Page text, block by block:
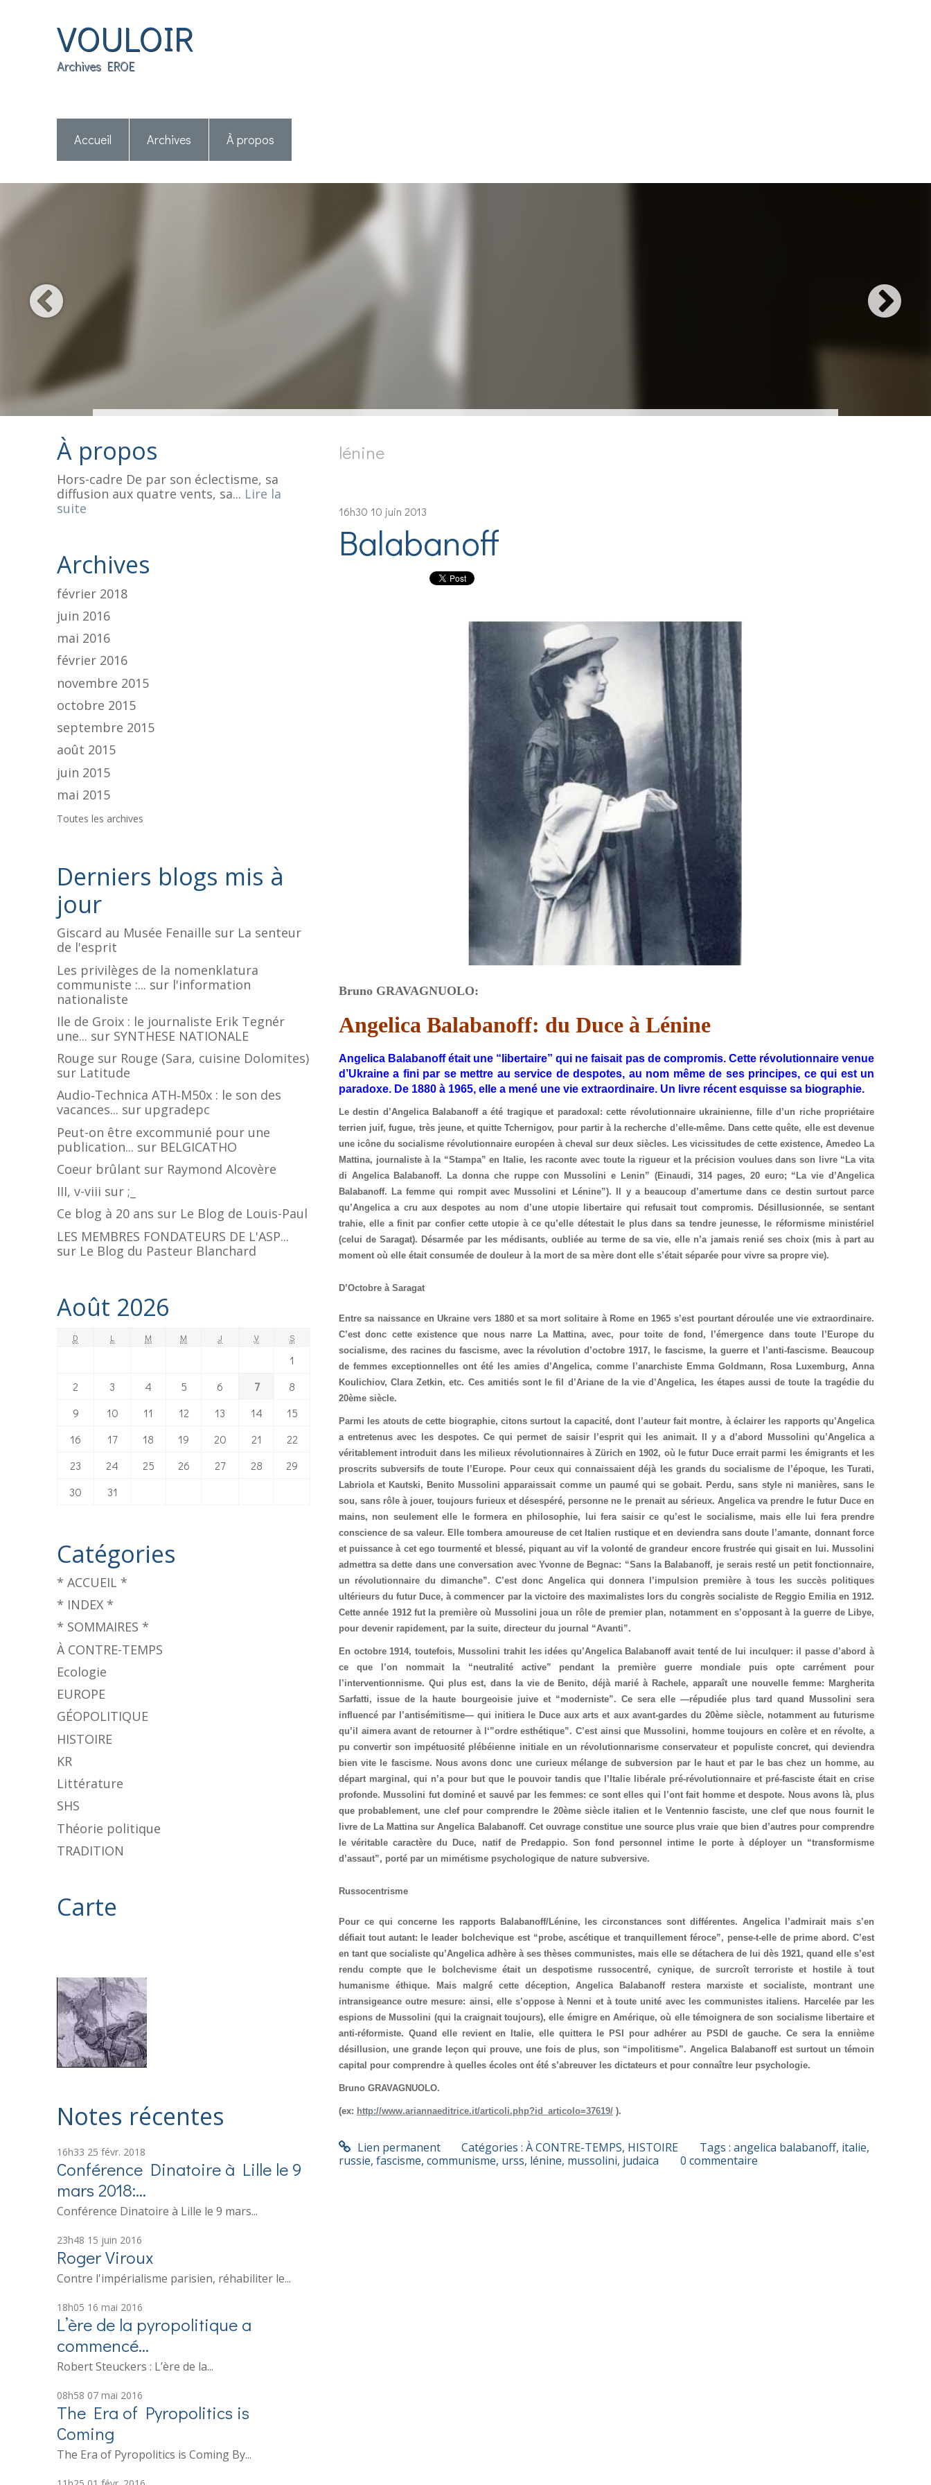
VOULOIR
Archives EROE
Accueil Archives À propos
À propos
Hors-cadre De par son éclectisme, sa
diffusion aux quatre vents, sa... Lire la
suite
Archives
février 2018
juin 2016
mai 2016
février 2016
novembre 2015
octobre 2015
septembre 2015
août 2015
juin 2015
mai 2015
Toutes les archives
Derniers blogs mis à
jour
Giscard au Musée Fenaille sur La senteur
de l'esprit
Les privilèges de la nomenklatura
communiste :... sur l'information
nationaliste
Ile de Groix : le journaliste Erik Tegnér
une... sur SYNTHESE NATIONALE
Rouge sur Rouge (Sara, cuisine Dolomites)
sur Latitude
Audio‑Technica ATH‑M50x : le son des
vacances... sur upgradepc
Peut-on être excommunié pour une
publication... sur BELGICATHO
Coeur brûlant sur Raymond Alcovère
III, v-viii sur ;_
Ce blog à 20 ans sur Le Blog de Louis-Paul
LES MEMBRES FONDATEURS DE L'ASP...
sur Le Blog du Pasteur Blanchard
Août 2026
D L M M J V S
1
2
3 4 5 6 7
8
9
10 11 12 13 14
15
16
17 18 19 20 21
22
23
24 25 26 27 28
29
30
31
Catégories
* ACCUEIL *
* INDEX *
* SOMMAIRES *
À CONTRE-TEMPS
Ecologie
EUROPE
GÉOPOLITIQUE
HISTOIRE
KR
Littérature
SHS
Théorie politique
TRADITION
Carte
Notes récentes
16h33 25 févr. 2018
Conférence Dinatoire à Lille le 9
mars 2018:...
Conférence Dinatoire à Lille le 9 mars...
23h48 15 juin 2016
Roger Viroux
Contre l'impérialisme parisien, réhabiliter le...
18h05 16 mai 2016
L’ère de la pyropolitique a
commencé…
Robert Steuckers : L’ère de la...
08h58 07 mai 2016
The Era of Pyropolitics is
Coming
The Era of Pyropolitics is Coming By...
lénine
16h30 10 juin 2013
Balabanoff
Bruno GRAVAGNUOLO:
Angelica Balabanoff: du Duce à Lénine
Angelica Balabanoff était une “libertaire” qui ne faisait pas de compromis. Cette révolutionnaire venue
d’Ukraine a fini par se mettre au service de despotes, au nom même de ses principes, ce qui est un
paradoxe. De 1880 à 1965, elle a mené une vie extraordinaire. Un livre récent esquisse sa biographie.
Le destin d’Angelica Balabanoff a été tragique et paradoxal: cette révolutionnaire ukrainienne, fille d’un riche propriétaire
terrien juif, fugue, très jeune, et quitte Tchernigov, pour partir à la recherche d’elle-même. Dans cette quête, elle est devenue
une icône du socialisme révolutionnaire européen à cheval sur deux siècles. Les vicissitudes de cette existence, Amedeo La
Mattina, journaliste à la “Stampa” en Italie, les raconte avec toute la rigueur et la précision voulues dans son livre “La vita
di Angelica Balabanoff. La donna che ruppe con Mussolini e Lenin” (Einaudi, 314 pages, 20 euro; “La vie d’Angelica
Balabanoff. La femme qui rompit avec Mussolini et Lénine”). Il y a beaucoup d’amertume dans ce destin surtout parce
qu’Angelica a cru aux despotes au nom d’une utopie libertaire qui refusait tout compromis. Désillusionnée, se sentant
trahie, elle a finit par confier cette utopie à ce qu’elle détestait le plus dans sa tendre jeunesse, le réformisme ministériel
(celui de Saragat). Désarmée par les médisants, oubliée au terme de sa vie, elle n’a jamais renié ses choix (mis à part au
moment où elle était consumée de douleur à la mort de sa mère dont elle s’était séparée pour vivre sa propre vie).
D’Octobre à Saragat
Entre sa naissance en Ukraine vers 1880 et sa mort solitaire à Rome en 1965 s’est pourtant déroulée une vie extraordinaire.
C’est donc cette existence que nous narre La Mattina, avec, pour toite de fond, l’émergence dans toute l’Europe du
socialisme, des racines du fascisme, avec la révolution d’octobre 1917, le fascisme, la guerre et l’anti-fascisme. Beaucoup
de femmes exceptionnelles ont été les amies d’Angelica, comme l’anarchiste Emma Goldmann, Rosa Luxemburg, Anna
Koulichiov, Clara Zetkin, etc. Ces amitiés sont le fil d’Ariane de la vie d’Angelica, les étapes aussi de toute la tragédie du
20ème siècle.
Parmi les atouts de cette biographie, citons surtout la capacité, dont l’auteur fait montre, à éclairer les rapports qu’Angelica
a entretenus avec les despotes. Ce qui permet de saisir l’esprit qui les animait. Il y a d’abord Mussolini qu’Angelica a
véritablement introduit dans les milieux révolutionnaires à Zürich en 1902, où le futur Duce errait parmi les émigrants et les
proscrits subversifs de toute l’Europe. Pour ceux qui connaissaient déjà les grands du socialisme de l’époque, les Turati,
Labriola et Kautski, Benito Mussolini apparaissait comme un paumé qui se gobait. Perdu, sans style ni manières, sans le
sou, sans rôle à jouer, toujours furieux et désespéré, personne ne le prenait au sérieux. Angelica va prendre le futur Duce en
mains, non seulement elle le formera en philosophie, lui fera saisir ce qu’est le socialisme, mais elle lui fera prendre
conscience de sa valeur. Elle tombera amoureuse de cet Italien rustique et en deviendra sans doute l’amante, donnant force
et puissance à cet ego tourmenté et blessé, piquant au vif la volonté de grandeur encore frustrée qui gisait en lui. Mussolini
admettra sa dette dans une conversation avec Yvonne de Begnac: “Sans la Balabanoff, je serais resté un petit fonctionnaire,
un révolutionnaire du dimanche”. C’est donc Angelica qui donnera l’impulsion première à tous les succès politiques
ultérieurs du futur Duce, à commencer par la victoire des maximalistes lors du congrès socialiste de Reggio Emilia en 1912.
Cette année 1912 fut la première où Mussolini joua un rôle de premier plan, notamment en s’opposant à la guerre de Libye,
pour devenir rapidement, par la suite, directeur du journal “Avanti”.
En octobre 1914, toutefois, Mussolini trahit les idées qu’Angelica Balabanoff avait tenté de lui inculquer: il passe d’abord à
ce que l’on nommait la “neutralité active” pendant la première guerre mondiale puis opte carrément pour
l’interventionnisme. Qui plus est, dans la vie de Benito, déjà marié à Rachele, apparaît une nouvelle femme: Margherita
Sarfatti, issue de la haute bourgeoisie juive et “moderniste”. Ce sera elle —répudiée plus tard quand Mussolini sera
influencé par l’antisémitisme— qui initiera le Duce aux arts et aux avant-gardes du 20ème siècle, notamment au futurisme
qu’il aimera avant de retourner à l‘”ordre esthétique”. C’est ainsi que Mussolini, homme toujours en colère et en révolte, a
pu convertir son impétuosité plébéienne initiale en un révolutionnarisme conservateur et populiste concret, qui deviendra
bien vite le fascisme. Nous avons donc une curieux mélange de subversion par le haut et par le bas chez un homme, au
départ marginal, qui n’a pour but que le pouvoir tandis que l’Italie libérale pré-révolutionnaire et pré-fasciste était en crise
profonde. Mussolini fut dominé et sauvé par les femmes: ce sont elles qui l’ont fait homme et despote. Nous avons là, plus
que probablement, une clef pour comprendre le 20ème siècle italien et le Ventennio fasciste, une clef que nous fournit le
livre de La Mattina sur Angelica Balabanoff. Cet ouvrage constitue une source plus vraie que bien d’autres pour comprendre
le véritable caractère du Duce, natif de Predappio. Son fond personnel intime le porte à déployer un “transformisme
d’assaut”, porté par un mimétisme psychologique de nature subversive.
Russocentrisme
Pour ce qui concerne les rapports Balabanoff/Lénine, les circonstances sont différentes. Angelica l’admirait mais s’en
défiait tout autant: le leader bolchevique est “probe, ascétique et tranquillement féroce”, pense-t-elle de prime abord. C’est
en tant que socialiste qu’Angelica adhère à ses thèses communistes, mais elle se détachera de lui dès 1921, quand elle s’est
rendu compte que le bolchevisme était un despotisme russocentré, cynique, de surcroît terroriste et hostile à tout
humanisme éthique. Mais malgré cette déception, Angelica Balabanoff restera marxiste et socialiste, montrant une
intransigeance outre mesure: ainsi, elle s’oppose à Nenni et à toute unité avec les communistes italiens. Harcelée par les
espions de Mussolini (qui la craignait toujours), elle émigre en Amérique, où elle témoignera de son socialisme libertaire et
anti-réformiste. Quand elle revient en Italie, elle quittera le PSI pour adhérer au PSDI de gauche. Ce sera la ennième
désillusion, une grande leçon qui prouve, une fois de plus, son “impolitisme”. Angelica Balabanoff est surtout un témoin
capital pour comprendre à quelles écoles ont été s’abreuver les dictateurs et pour connaître leur psychologie.
Bruno GRAVAGNUOLO.
(ex: http://www.ariannaeditrice.it/articoli.php?id_articolo=37619/).
Lien permanent Catégories :À CONTRE-TEMPS, HISTOIRE Tags :angelica balabanoff, italie,
russie, fascisme, communisme, urss, lénine, mussolini, judaica 0 commentaire